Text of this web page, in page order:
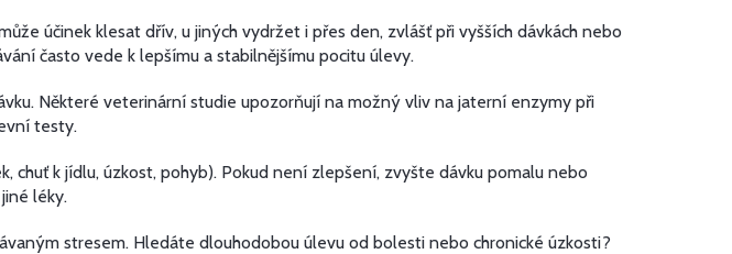
účinek klesat dřív, u jiných vydržet i přes den, zvlášť při vyšších dávkách nebo
často vede k lepšímu a stabilnějšímu pocitu úlevy.
Některé veterinární studie upozorňují na možný vliv na jaterní enzymy při
testy.
chuť k jídlu, úzkost, pohyb). Pokud není zlepšení, zvyšte dávku pomalu nebo
léky.
stresem. Hledáte dlouhodobou úlevu od bolesti nebo chronické úzkosti?